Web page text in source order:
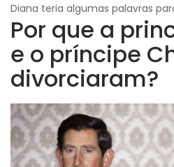
Diana teria algumas palavras
Por que a
e o príncipe
divorciaram?